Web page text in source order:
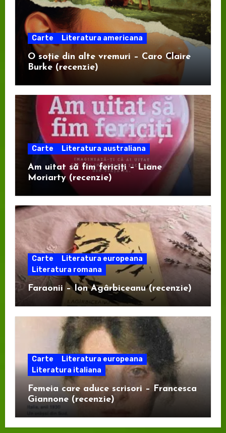
Carte Literatura americana
O soție din alte vremuri – Caro Claire
Burke (recenzie)
Carte Literatura australiana
Am uitat să fim fericiți – Liane
Moriarty (recenzie)
Carte
Literatura europeana
Literatura romana
Faraonii – Ion Agârbiceanu (recenzie)
Carte
Literatura europeana
Literatura italiana
Femeia care aduce scrisori – Francesca
Giannone (recenzie)